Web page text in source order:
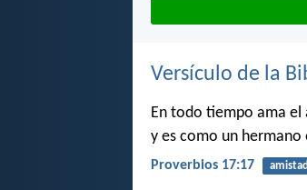
Versículo de la
En todo tiempo ama el
y es como un
Proverbios 17:17 amistad